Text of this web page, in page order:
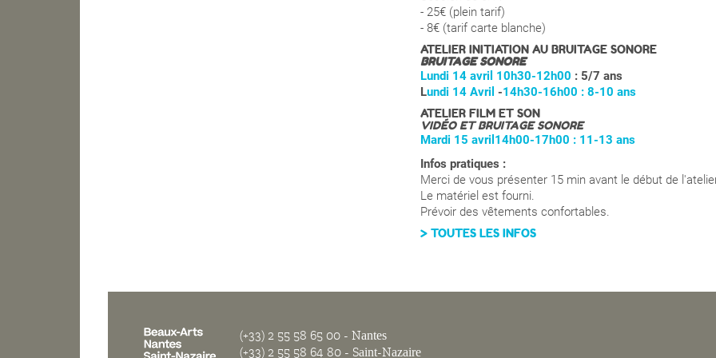
- 25€ (plein tarif)
- 8€ (tarif carte blanche)
ATELIER INITIATION AU BRUITAGE SONORE
BRUITAGE SONORE
Lundi 14 avril 10h30-12h00 : 5/7 ans
Lundi 14 Avril -14h30-16h00 : 8-10 ans
ATELIER FILM ET SON
VIDÉO ET BRUITAGE SONORE
Mardi 15 avril14h00-17h00 : 11-13 ans
Infos pratiques :
Merci de vous présenter 15 min avant le début de
Le matériel est fourni.
Prévoir des vêtements confortables.
> TOUTES LES INFOS
(+33) 2 55 58 65 00 - Nantes
(+33) 2 55 58 64 80 - Saint-Nazaire